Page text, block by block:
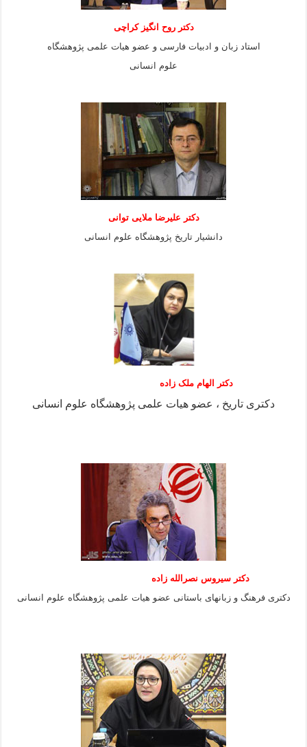
دکتر روح انگیز کراچی
استاد زبان و ادبیات فارسی و عضو هیات علمی پژوهشگاه
علوم انسانی
دكتر عليرضا ملايى توانی
دانشيار تاريخ پژوهشگاه علوم انسانی
دکتر الهام ملک زاده
دکتری تاریخ ، عضو هیات علمی پژوهشگاه علوم انسانی
دکتر سیروس نصرالله زاده
دکتری فرهنگ و زبانهای باستانی عضو هیات علمی پژوهشگاه علوم انسانی